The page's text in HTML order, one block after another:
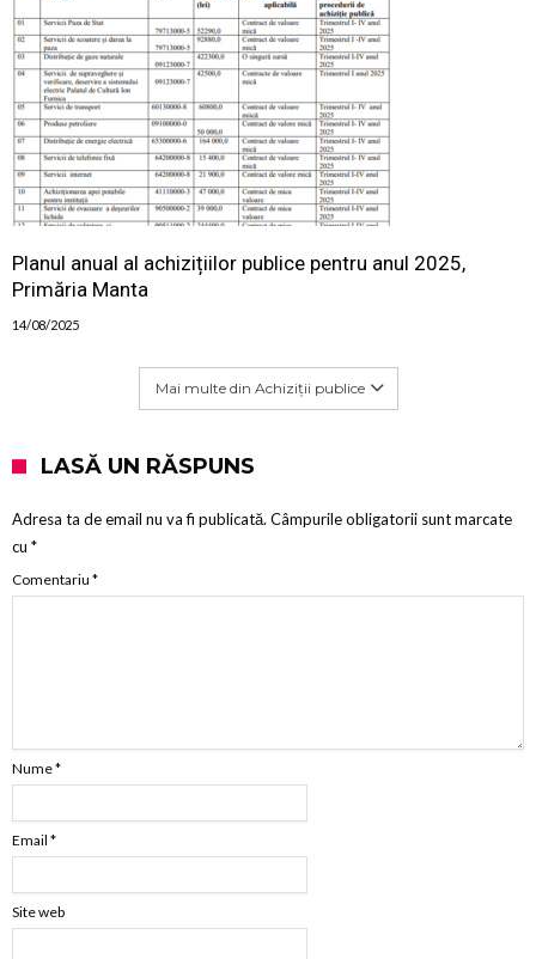
Planul anual al achizițiilor publice pentru anul 2025,
Primăria Manta
14/08/2025
Mai multe din Achiziții publice
LASĂ UN RĂSPUNS
Adresa ta de email nu va fi publicată. Câmpurile obligatorii sunt marcate
cu *
Comentariu *
Nume*
Email *
Site web